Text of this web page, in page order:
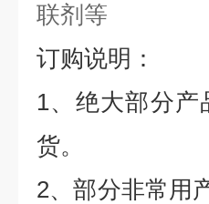
联剂等
订购说明：
1、绝大部分
货。
2、部分非常用